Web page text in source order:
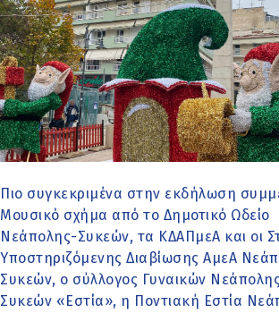
Πιο συγκεκριμένα στην εκδήλωση
Μουσικό σχήμα από το Δημοτικό Ωδείο
Νεάπολης-Συκεών, τα ΚΔΑΠμεΑ και οι
Υποστηριζόμενης Διαβίωσης ΑμεΑ
Συκεών, ο σύλλογος Γυναικών
Συκεών «Εστία», η Ποντιακή Εστία